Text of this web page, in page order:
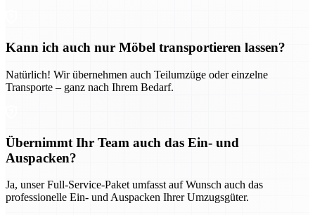
Kann ich auch nur Möbel transportieren lassen?
Natürlich! Wir übernehmen auch Teilumzüge oder einzelne
Transporte – ganz nach Ihrem Bedarf.
Übernimmt Ihr Team auch das Ein- und
Auspacken?
Ja, unser Full-Service-Paket umfasst auf Wunsch auch das
professionelle Ein- und Auspacken Ihrer Umzugsgüter.